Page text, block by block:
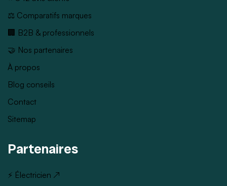
⚖️ Comparatifs marques
🏢 B2B & professionnels
🤝 Nos partenaires
À propos
Blog conseils
Contact
Sitemap
Partenaires
⚡ Électricien ↗